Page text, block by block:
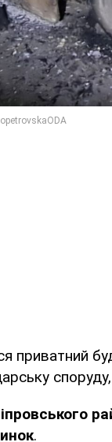
приватний
.